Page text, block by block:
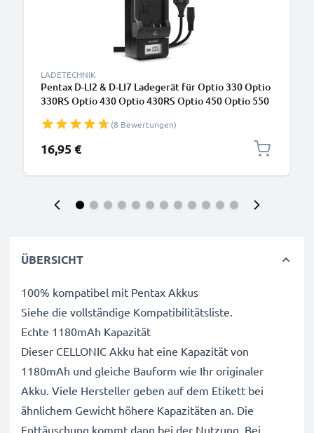
LADETECHNIK
Pentax D-LI2 & D-LI7 Ladegerät für Optio 330 Optio
330RS Optio 430 Optio 430RS Optio 450 Optio 550
Akkus von CELLONIC(8 Bewertungen)
16,95 €
ÜBERSICHT
100% kompatibel mit Pentax Akkus
Siehe die vollständige Kompatibilitätsliste.
Echte 1180mAh Kapazität
Dieser CELLONIC Akku hat eine Kapazität von
1180mAh und gleiche Bauform wie Ihr originaler
Akku. Viele Hersteller geben auf dem Etikett bei
ähnlichem Gewicht höhere Kapazitäten an. Die
Enttäuschung kommt dann bei der Nutzung. Bei